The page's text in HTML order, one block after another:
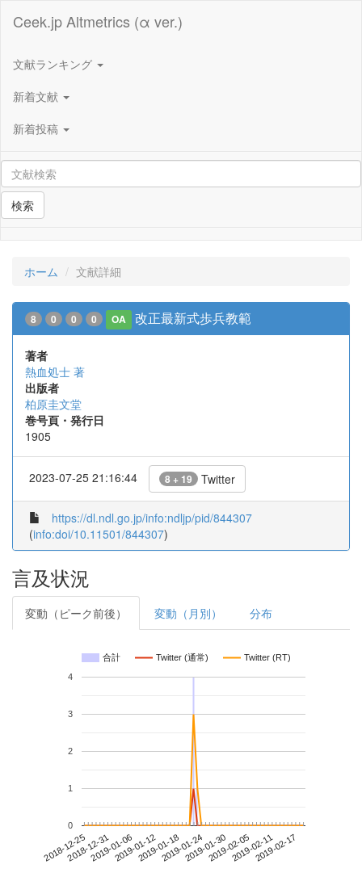
Ceek.jp Altmetrics (α ver.)
文献ランキング
新着文献
新着投稿
検索
ホーム 文献詳細
8 0 0 0 OA 改正最新式歩兵教範
著者
熱血処士 著
出版者
柏原圭文堂
巻号頁・発行日
1905
2023-07-25 21:16:44 8 + 19 Twitter
https://dl.ndl.go.jp/info:ndljp/pid/844307
(info:doi/10.11501/844307)
言及状況
変動（ピーク前後） 変動（月別） 分布
合計 Twitter (通常) Twitter (RT)
2018-12-252018-12-312019-01-062019-01-122019-01-182019-01-242019-01-302019-02-052019-02-112019-02-17
0
1
2
3
4